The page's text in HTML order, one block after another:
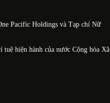
Pacific Holdings và Tạp chí Nữ
hiện hành của nước Cộng hòa Xã